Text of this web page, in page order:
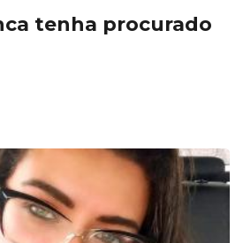
tenha procurado